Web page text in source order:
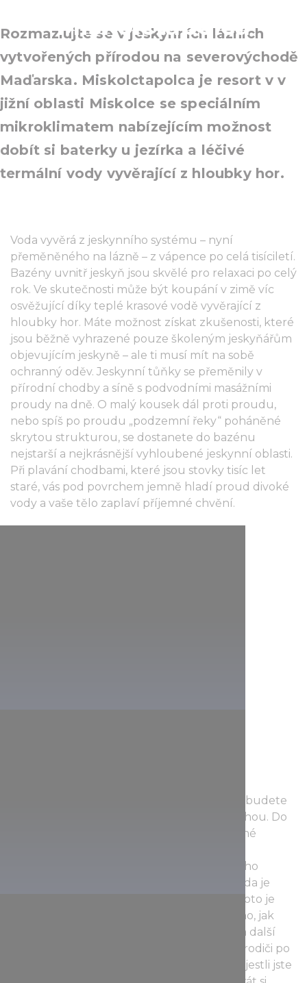
Miskolctapolca
Rozmazlujte se v jeskynních lázních
vytvořených přírodou na severovýchodě
Maďarska. Miskolctapolca je resort v v
jižní oblasti Miskolce se speciálním
mikroklimatem nabízejícím možnost
dobít si baterky u jezírka a léčivé
termální vody vyvěrající z hloubky hor.
Voda vyvěrá z jeskynního systému – nyní
přeměněného na lázně – z vápence po celá tisíciletí.
Bazény uvnitř jeskyň jsou skvělé pro relaxaci po celý
rok. Ve skutečnosti může být koupání v zimě víc
osvěžující díky teplé krasové vodě vyvěrající z
hloubky hor. Máte možnost získat zkušenosti, které
jsou běžně vyhrazené pouze školeným jeskyňářům
objevujícím jeskyně – ale ti musí mít na sobě
ochranný oděv. Jeskynní tůňky se přeměnily v
přírodní chodby a síně s podvodními masážními
proudy na dně. O malý kousek dál proti proudu,
nebo spíš po proudu „podzemní řeky“ poháněné
skrytou strukturou, se dostanete do bazénu
nejstarší a nejkrásnější vyhloubené jeskynní oblasti.
Při plavání chodbami, které jsou stovky tisíc let
staré, vás pod povrchem jemně hladí proud divoké
vody a vaše tělo zaplaví příjemné chvění.
Odsud se dostanete do Hvězdné síně, kde budete
mít pocit, že plavete pod hvězdnatou oblohou. Do
stavu meditace vás dostane poslech tajemné
zvláštních tvarů tohoto vzácného přírodního
fenoménu. Mimochodem, tato termální voda je
méně hustá než jiné léčivé vody, a právě proto je
oblíbená: ve vodě můžete zůstat tak dlouho, jak
budete chtít, a vyzkoušet skvělé masážní a další
vodní atrakce. Také děti se mohou spolu s rodiči po
celý den brouzdat. Takže nezáleží na tom, jestli jste